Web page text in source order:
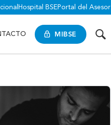
Hospital BSE Portal del Asesor
MIBSE